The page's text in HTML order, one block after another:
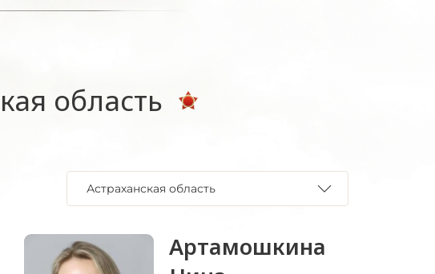
область
Астраханская область
Артамошкина